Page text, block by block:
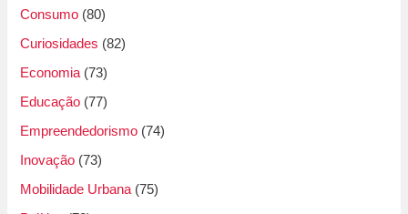
Consumo (80)
Curiosidades (82)
Economia (73)
Educação (77)
Empreendedorismo (74)
Inovação (73)
Mobilidade Urbana (75)